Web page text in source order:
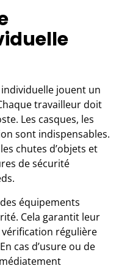
jouent un
travailleur doit
Les casques, les
sont indispensables.
chutes d’objets et
de sécurité
équipements
Cela garantit leur
régulière
cas d’usure ou de